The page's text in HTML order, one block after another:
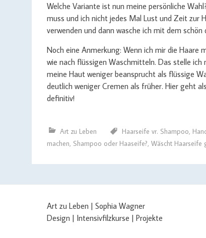
Welche Variante ist nun meine persönliche
muss und ich nicht jedes Mal Lust und Zeit zur
verwenden und dann wasche ich mit dem
Noch eine Anmerkung: Wenn ich mir die Haare
wie nach flüssigen Waschmitteln. Das stelle
meine Haut weniger beansprucht als flüssige
deutlich weniger Cremen als früher. Hier geht
definitiv!
Art zu Leben Haarseife vr. Shampoo,
machen, Shampoo oder Haaseife?, Wäscht Haarseife
Art zu Leben | Sophia Wagner
Design | Intensivfilzkurse | Projekte